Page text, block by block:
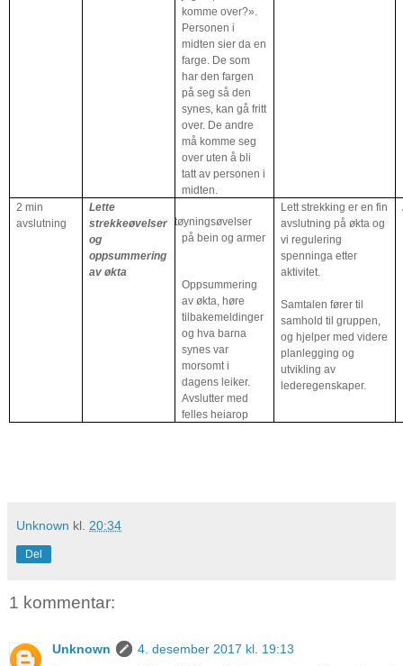
komme over?».
Personen i
midten sier da en
farge. De som
har den fargen
på seg så den
synes, kan gå fritt
over. De andre
må komme seg
over uten å bli
tatt av personen i
midten.
2 min
avslutning
Lette
strekkeøvelser
og
oppsummering
av økta
-
tøyningsøvelser
på bein og armer
Oppsummering
av økta, høre
tilbakemeldinger
og hva barna
synes var
morsomt i
dagens leiker.
Avslutter med
felles heiarop
Lett strekking er en fin
avslutning på økta og
vi regulering
spenninga etter
aktivitet.
Samtalen fører til
samhold til gruppen,
og hjelper med videre
planlegging og
utvikling av
lederegenskaper.
Unknown kl. 20:34
Del
1 kommentar:
Unknown
4. desember 2017 kl. 19:13